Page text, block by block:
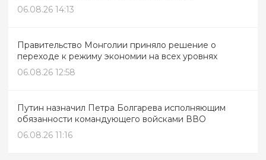
06.08.26 14:13
Правительство Монголии приняло решение о
переходе к режиму экономии на всех уровнях
06.08.26 12:58
Путин назначил Петра Болгарева исполняющим
обязанности командующего войсками ВВО
06.08.26 11:16